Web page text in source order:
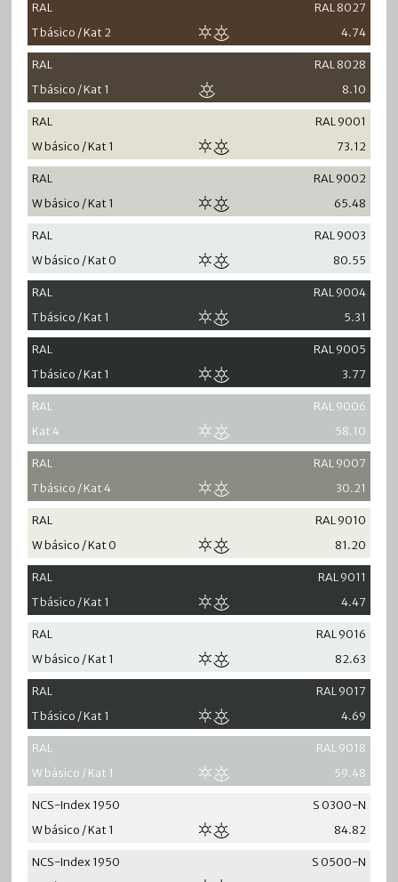
RAL
RAL 8027
T básico / Kat 2
4.74
RAL
RAL 8028
T básico / Kat 1
8.10
RAL
RAL 9001
W básico / Kat 1
73.12
RAL
RAL 9002
W básico / Kat 1
65.48
RAL
RAL 9003
W básico / Kat 0
80.55
RAL
RAL 9004
T básico / Kat 1
5.31
RAL
RAL 9005
T básico / Kat 1
3.77
RAL
RAL 9006
Kat 4
58.10
RAL
RAL 9007
T básico / Kat 4
30.21
RAL
RAL 9010
W básico / Kat 0
81.20
RAL
RAL 9011
T básico / Kat 1
4.47
RAL
RAL 9016
W básico / Kat 1
82.63
RAL
RAL 9017
T básico / Kat 1
4.69
RAL
RAL 9018
W básico / Kat 1
59.48
NCS-Index 1950
S 0300-N
W básico / Kat 1
84.82
NCS-Index 1950
S 0500-N